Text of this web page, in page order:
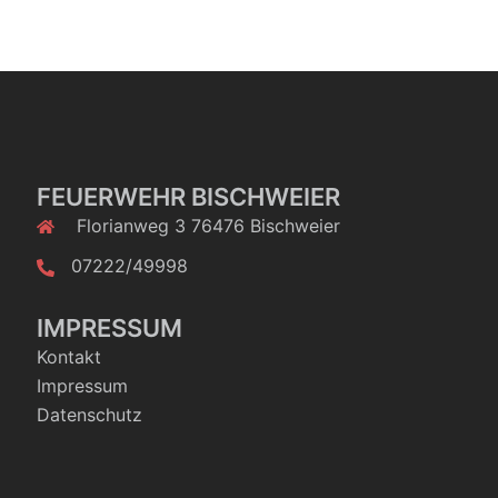
FEUERWEHR BISCHWEIER
Florianweg 3 76476 Bischweier
07222/49998
IMPRESSUM
Kontakt
Impressum
Datenschutz